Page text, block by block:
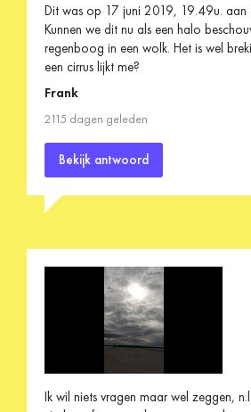
Dit was op 17 juni 2019, 19.49u. aan
Kunnen we dit nu als een halo
regenboog in een wolk. Het is wel
een cirrus lijkt me?
Frank
2115 dagen geleden
Bekijk antwoord
Ik wil niets vragen maar wel zeggen,